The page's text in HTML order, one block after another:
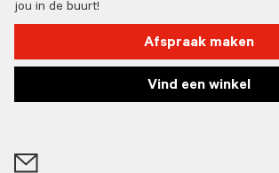
jou in de buurt!
Afspraak maken
Vind een winkel